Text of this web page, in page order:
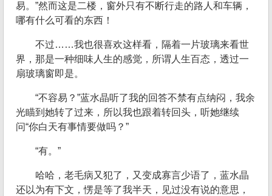
易。”然而这是二楼，窗外只有不断行走的路人和车辆，
哪有什么可看的东西！
不过……我也很喜欢这样看，隔着一片玻璃来看世
界，那是一种细味人生的感觉，所谓人生百态，透过一
扇玻璃窗即是。
“不容易？”蓝水晶听了我的回答不禁有点纳闷，我余
光瞄到她转了过来，所以我也跟着转回头，听她继续
问“你白天有事情要做吗？”
“有。”
哈哈，老毛病又犯了，又变成寡言少语了，蓝水晶
还以为有下文，愣是等了我半天，见过没有说的意思，